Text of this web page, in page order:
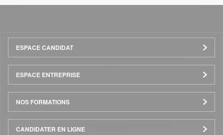
Menu
Pied
de
page
ESPACE CANDIDAT
ESPACE ENTREPRISE
NOS FORMATIONS
CANDIDATER EN LIGNE